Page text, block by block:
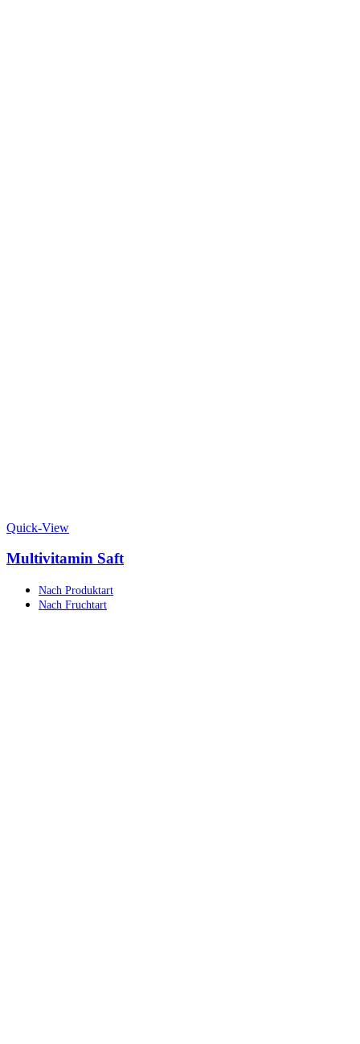
Quick-View
Multivitamin Saft
Nach Produktart
Nach Fruchtart